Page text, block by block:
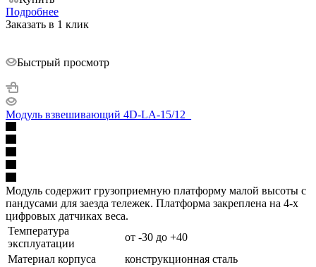
Подробнее
Заказать в 1 клик
Быстрый просмотр
Модуль взвешивающий 4D-LA-15/12_
Модуль содержит грузоприемную платформу малой высоты с
пандусами для заезда тележек. Платформа закреплена на 4-х
цифровых датчиках веса.
Температура
эксплуатации
от -30 до +40
Материал корпуса
конструкционная сталь